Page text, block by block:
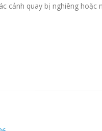
cảnh quay bị nghiêng